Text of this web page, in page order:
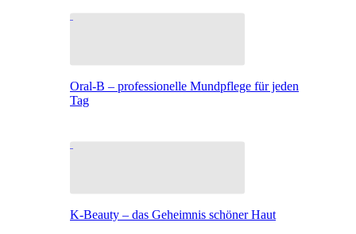
Oral-B – professionelle Mundpflege für jeden
Tag
K-Beauty – das Geheimnis schöner Haut